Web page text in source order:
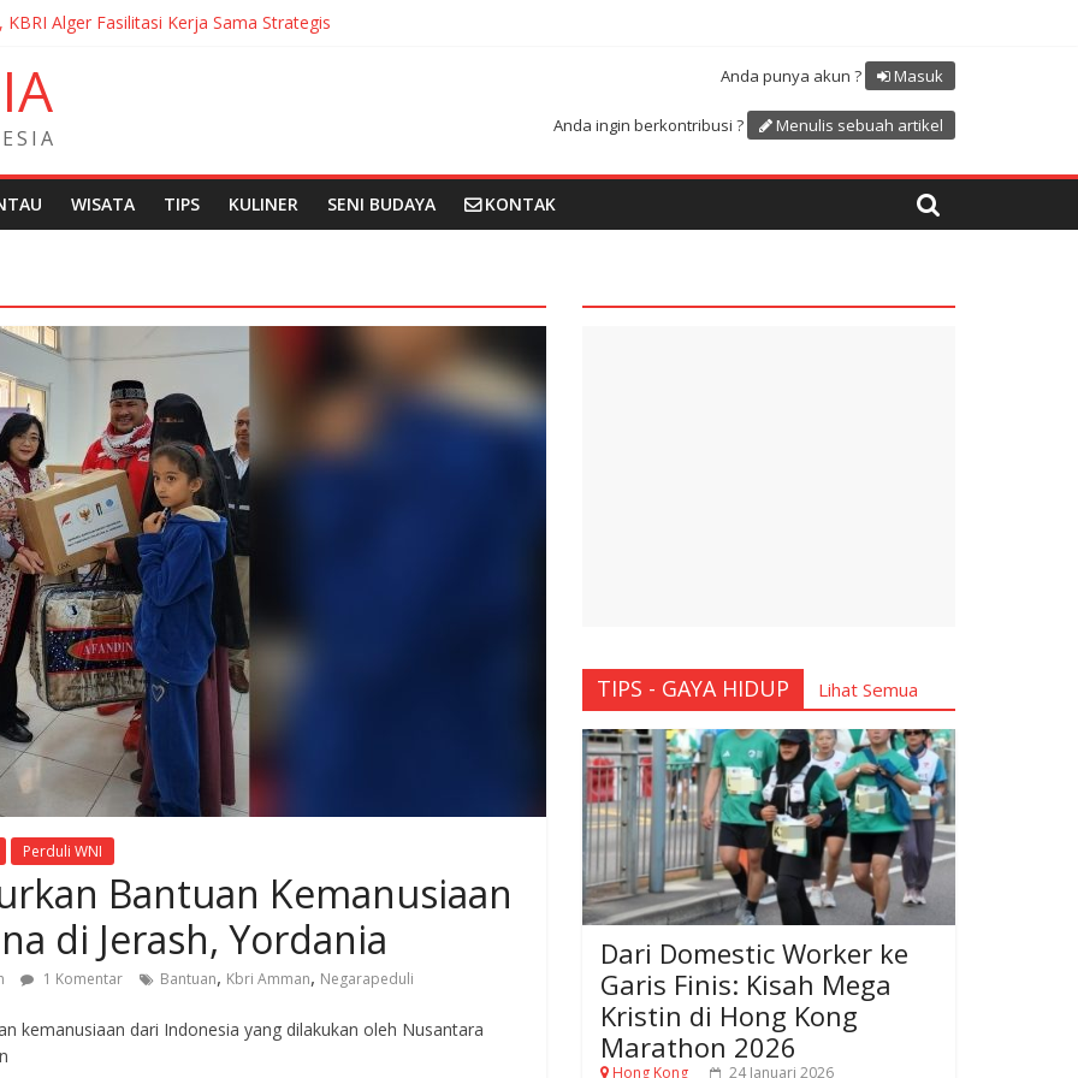
Alger Fasilitasi Kerja Sama Strategis
Merah Putih sepanjang 50 Meter di Brick Hill Hong Kong untuk menyambut HUT RI ke 81
Film Festival 2026 Montréal Kanada
Indonesia kepada Komunitas Paroki di Angola
IA
ES I A
Anda punya akun ? Masuk
Anda ingin berkontribusi ? Menulis sebuah artikel
WISATA TIPS KULINER SENI BUDAYA KONTAK
Perduli WNI
Bantuan Kemanusiaan
di Jerash, Yordania
1 Komentar Bantuan, Kbri Amman, Negarapeduli
kemanusiaan dari Indonesia yang dilakukan oleh Nusantara
TIPS - GAYA HIDUP Lihat Semua
Dari Domestic Worker ke
Garis Finis: Kisah Mega
Kristin di Hong Kong
Marathon 2026
Hong Kong
24 Januari 2026